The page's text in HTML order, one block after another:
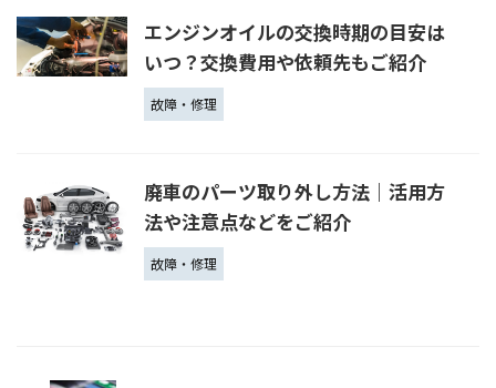
エンジンオイルの交換時期の目安は
いつ？交換費用や依頼先もご紹介
故障・修理
廃車のパーツ取り外し方法｜活用方
法や注意点などをご紹介
故障・修理